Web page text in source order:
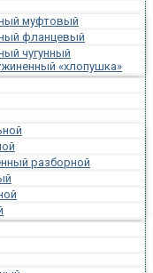
муфтовый
фланцевый
чугунный
«хлопушка»
разборной